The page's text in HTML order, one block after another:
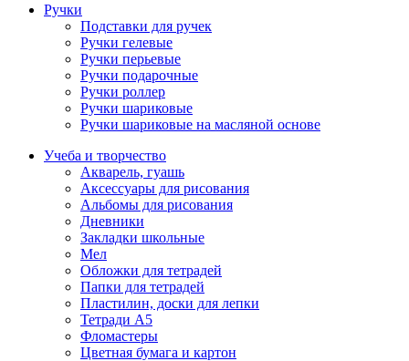
Ручки
Подставки для ручек
Ручки гелевые
Ручки перьевые
Ручки подарочные
Ручки роллер
Ручки шариковые
Ручки шариковые на масляной основе
Учеба и творчество
Акварель, гуашь
Аксессуары для рисования
Альбомы для рисования
Дневники
Закладки школьные
Мел
Обложки для тетрадей
Папки для тетрадей
Пластилин, доски для лепки
Тетради А5
Фломастеры
Цветная бумага и картон